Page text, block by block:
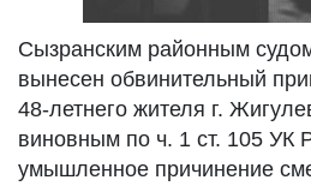
Сызранским районным
вынесен обвинительный
48-летнего жителя г.
виновным по ч. 1 ст. 105 УК
умышленное причинение